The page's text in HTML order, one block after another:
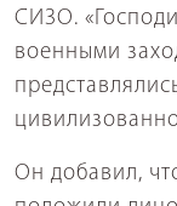
СИЗО.
военными
Он добавил,